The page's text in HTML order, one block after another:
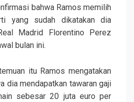
bahwa Ramos memilih
yang sudah dikatakan dia
Madrid Florentino Perez
bulan ini.
itu Ramos mengatakan
dia mendapatkan tawaran gaji
sebesar 20 juta euro per